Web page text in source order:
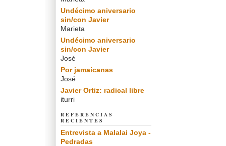
Undécimo aniversario
sin/con Javier
Marieta
Undécimo aniversario
sin/con Javier
José
Por jamaicanas
José
Javier Ortiz: radical libre
iturri
REFERENCIAS
RECIENTES
Entrevista a Malalai Joya -
Pedradas